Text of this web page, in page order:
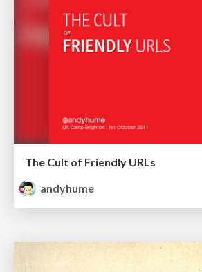
The Cult of Friendly URLs
andyhume